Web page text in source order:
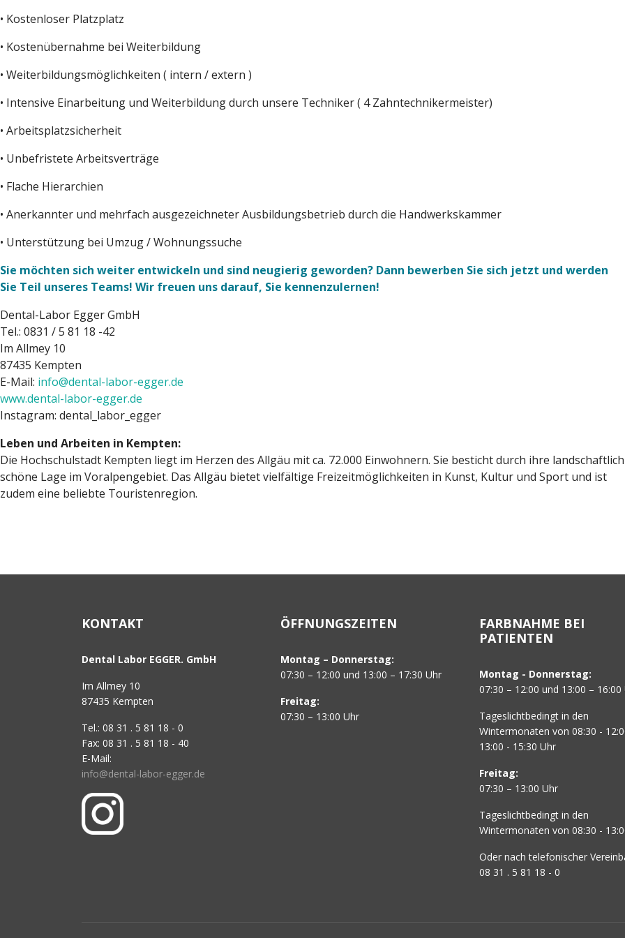
• Kostenloser Platzplatz
• Kostenübernahme bei Weiterbildung
• Weiterbildungsmöglichkeiten ( intern / extern )
• Intensive Einarbeitung und Weiterbildung durch unsere Techniker ( 4 Zahntechnikermeister)
• Arbeitsplatzsicherheit
• Unbefristete Arbeitsverträge
• Flache Hierarchien
• Anerkannter und mehrfach ausgezeichneter Ausbildungsbetrieb durch die Handwerkskammer
• Unterstützung bei Umzug / Wohnungssuche
Sie möchten sich weiter entwickeln und sind neugierig geworden? Dann bewerben Sie sich jetzt und werden
Sie Teil unseres Teams! Wir freuen uns darauf, Sie kennenzulernen!
Dental-Labor Egger GmbH
Tel.: 0831 / 5 81 18 -42
Im Allmey 10
87435 Kempten
E-Mail: info@dental-labor-egger.de
www.dental-labor-egger.de
Instagram: dental_labor_egger
Leben und Arbeiten in Kempten:
Die Hochschulstadt Kempten liegt im Herzen des Allgäu mit ca. 72.000 Einwohnern. Sie besticht durch ihre landschaftlich
schöne Lage im Voralpengebiet. Das Allgäu bietet vielfältige Freizeitmöglichkeiten in Kunst, Kultur und Sport und ist
zudem eine beliebte Touristenregion.
KONTAKT
Dental Labor EGGER. GmbH
Im Allmey 10
87435 Kempten
Tel.: 08 31 . 5 81 18 - 0
Fax: 08 31 . 5 81 18 - 40
E-Mail:
info@dental-labor-egger.de
ÖFFNUNGSZEITEN
Montag – Donnerstag:
07:30 – 12:00 und 13:00 – 17:30 Uhr
Freitag:
07:30 – 13:00 Uhr
FARBNAHME BEI
PATIENTEN
Montag - Donnerstag:
07:30 – 12:00 und 13:00 – 16:00
Tageslichtbedingt in den
Wintermonaten von 08:30 -
13:00 - 15:30 Uhr
Freitag:
07:30 – 13:00 Uhr
Tageslichtbedingt in den
Wintermonaten von 08:30 -
Oder nach telefonischer
08 31 . 5 81 18 - 0